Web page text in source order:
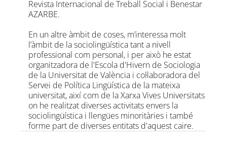
Revista Internacional de Treball Social i Benestar
AZARBE.
En un altre àmbit de coses, m’interessa molt
l’àmbit de la sociolingüística tant a nivell
professional com personal, i per això he estat
organitzadora de l'Escola d'Hivern de Sociologia
de la Universitat de València i col·laboradora del
Servei de Política Lingüística de la mateixa
universitat, així com de la Xarxa Vives Universitats
on he realitzat diverses activitats envers la
sociolingüística i llengües minoritàries i també
forme part de diverses entitats d'aquest caire.